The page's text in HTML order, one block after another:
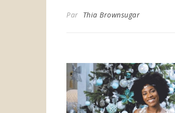
Par Thia Brownsugar